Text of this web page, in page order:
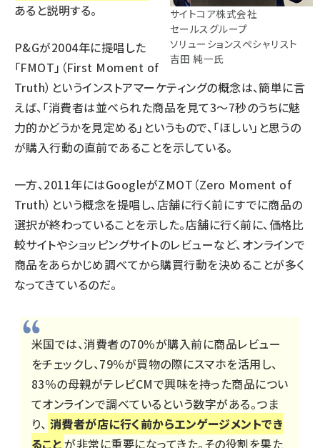
サイトコア株式会社
セールスグループ
ソリューションスペシャリスト
吉田 純一氏
あると説明する。
P&Gが2004年に提唱した
「FMOT」（First Moment of
Truth）というインストアマーケティングの概念は、簡単に言
えば、「消費者は並べられた商品を見て3～7秒のうちに魅
力的かどうかを見定める」というもので、「ほしい」と思うの
が購入行動の直前であることを示している。
一方、2011年にはGoogleがZMOT（Zero Moment of
Truth）という概念を提唱し、店舗に行く前にすでに商品の
選択が終わっていることを示した。店舗に行く前に、価格比
較サイトやショッピングサイトのレビューなど、オンラインで
商品をあらかじめ調べてから購買行動を決めることが多く
なってきているのだ。
米国では、消費者の70％が購入前に商品レビュー
をチェックし、79％が買物の際にスマホを活用し、
83％の母親がテレビCMで興味を持った商品につい
てオンラインで調べているという数字がある。つま
り、 消費者が店に行く前からエンゲージメントでき
ることが非常に重要になってきた。その役割を果た